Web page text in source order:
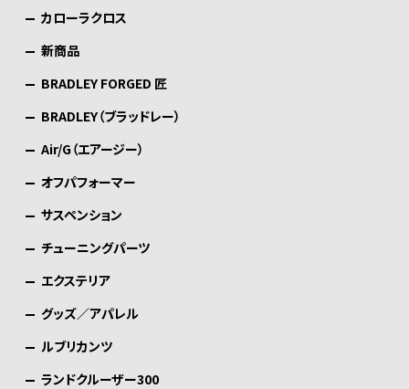
カローラクロス
新商品
BRADLEY FORGED 匠
BRADLEY（ブラッドレー）
Air/G（エアージー）
オフパフォーマー
サスペンション
チューニングパーツ
エクステリア
グッズ／アパレル
ルブリカンツ
ランドクルーザー300